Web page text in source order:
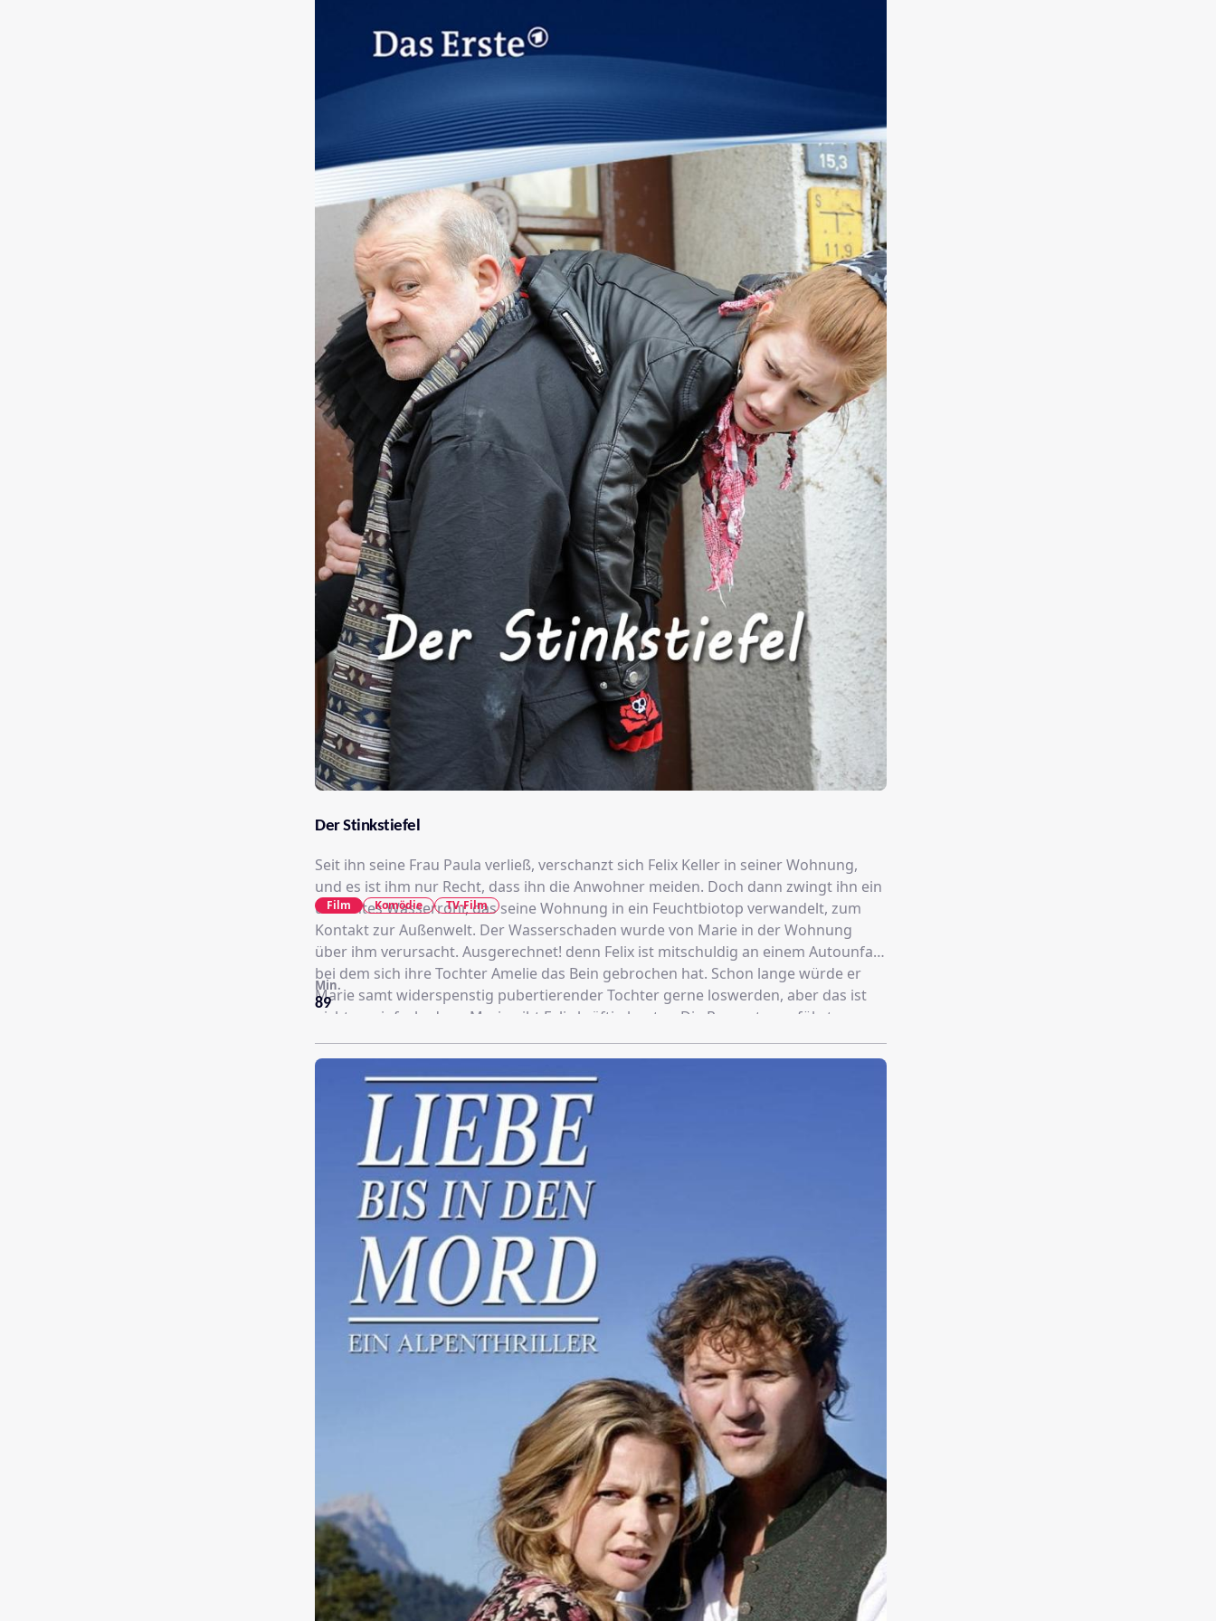
Der Stinkstiefel
Seit ihn seine Frau Paula verließ, verschanzt sich Felix Keller in seiner Wohnung,
und es ist ihm nur Recht, dass ihn die Anwohner meiden. Doch dann zwingt ihn ein
undichtes Wasserrohr, das seine Wohnung in ein Feuchtbiotop verwandelt, zum
Kontakt zur Außenwelt. Der Wasserschaden wurde von Marie in der Wohnung
über ihm verursacht. Ausgerechnet! denn Felix ist mitschuldig an einem Autounfall,
bei dem sich ihre Tochter Amelie das Bein gebrochen hat. Schon lange würde er
Marie samt widerspenstig pubertierender Tochter gerne loswerden, aber das ist
nicht so einfach, denn Marie gibt Felix kräftig kontra. Die Reparaturen führt zu
allem Unglück auch noch Klempner Benno aus, einer von Felix' ehemaligen
Schülern. Weil Benno schon damals wohl nicht der Hellste war, heizt ihm Felix nun
mächtig ein - und verschont den armen Kerl auch nicht mit bösartigen
Kommentaren über sein verkorkstes Leben.
89
Min.
Film Komödie TV-Film